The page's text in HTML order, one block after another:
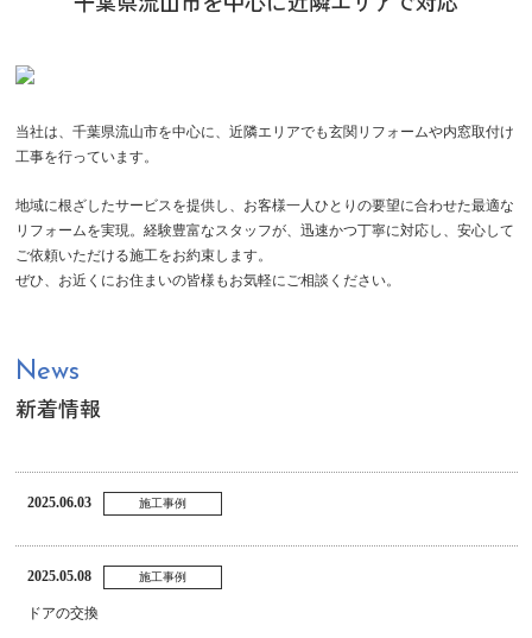
当社は、千葉県流山市を中心に、近隣エリアでも玄関リフォームや内窓取付け
工事を行っています。
地域に根ざしたサービスを提供し、お客様一人ひとりの要望に合わせた最適な
リフォームを実現。経験豊富なスタッフが、迅速かつ丁寧に対応し、安心して
ご依頼いただける施工をお約束します。
ぜひ、お近くにお住まいの皆様もお気軽にご相談ください。
News
新着情報
2025.06.03 施工事例
2025.05.08 施工事例
ドアの交換